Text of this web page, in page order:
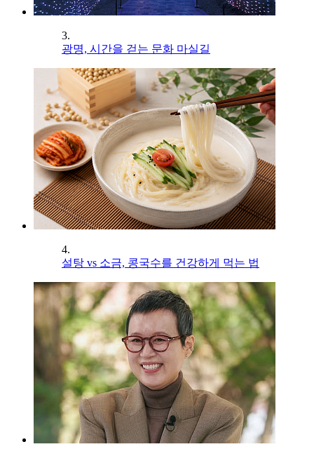
3.
광명, 시간을 걷는 문화 마실길
4.
설탕 vs 소금, 콩국수를 건강하게 먹는 법